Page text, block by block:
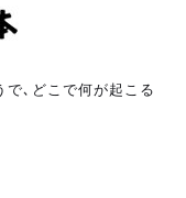
で､どこで何が起こる